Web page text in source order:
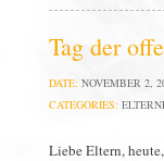
Tag der
DATE: NOVEMBER 2,
CATEGORIES:
Liebe Eltern,